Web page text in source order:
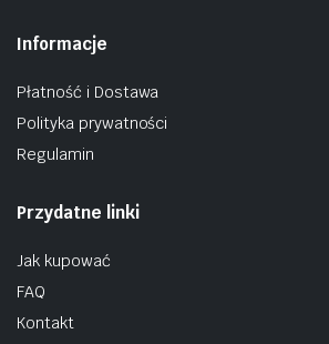
Informacje
Płatność i Dostawa
Polityka prywatności
Regulamin
Przydatne linki
Jak kupować
FAQ
Kontakt